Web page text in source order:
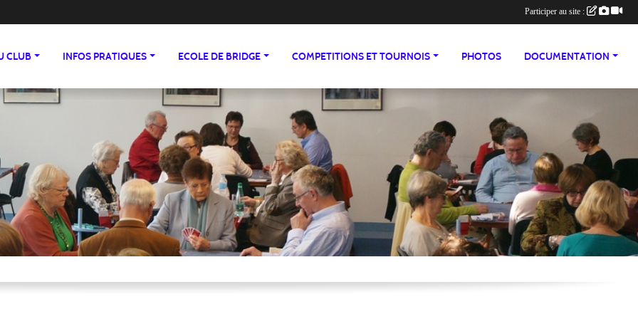
CLUB INFOS PRATIQUES ECOLE DE BRIDGE COMPETITIONS ET TOURNOIS PHOTOS DOCUMENTATION
Participer au site :